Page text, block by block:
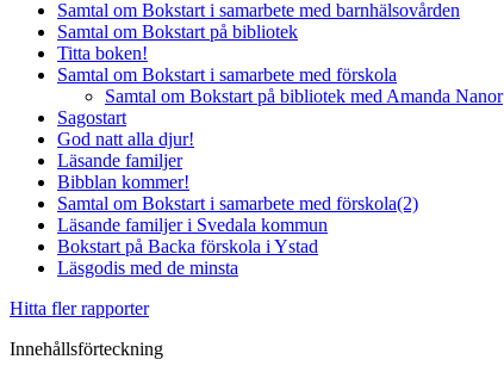
Samtal om Bokstart i samarbete med barnhälsovården
Samtal om Bokstart på bibliotek
Titta boken!
Samtal om Bokstart i samarbete med förskola
Samtal om Bokstart på bibliotek med Amanda Nanor
Sagostart
God natt alla djur!
Läsande familjer
Bibblan kommer!
Samtal om Bokstart i samarbete med förskola(2)
Läsande familjer i Svedala kommun
Bokstart på Backa förskola i Ystad
Läsgodis med de minsta
Hitta fler rapporter
Innehållsförteckning